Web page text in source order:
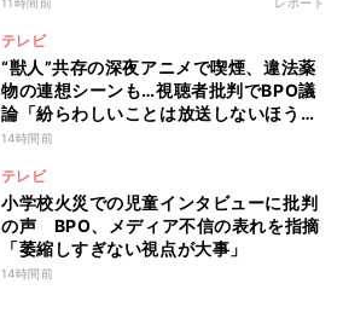
テレビ
“獣人”共存の深夜アニメで喫煙、違法薬
物の連想シーンも…視聴者批判でBPO議
論「紛らわしいことは放送しないほう
が」
14時間前
テレビ
小学校火災での児童インタビューに批判
の声 BPO、メディア不信の表れを指摘
「萎縮しすぎない視点が大事」
14時間前